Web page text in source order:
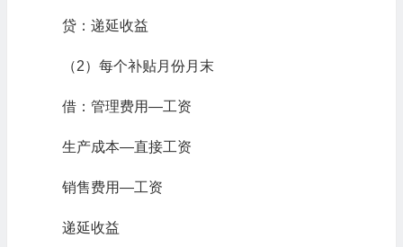
贷：递延收益
（2）每个补贴月份月末
借：管理费用—工资
生产成本—直接工资
销售费用—工资
递延收益